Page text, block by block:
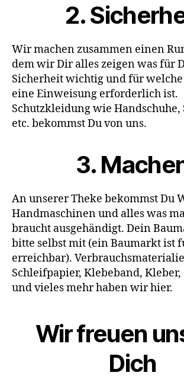
2.
Wir machen zusammen einen
dem wir Dir alles zeigen was für
Sicherheit wichtig und für
eine Einweisung erforderlich ist.
Schutzkleidung wie
etc. bekommst Du von uns.
3.
An unserer Theke bekommst Du
Handmaschinen und alles was
braucht ausgehändigt. Dein
bitte selbst mit (ein Baumarkt ist
erreichbar).
Schleifpapier, Klebeband, Kleber,
und vieles mehr haben wir hier.
Wir freuen
Dich